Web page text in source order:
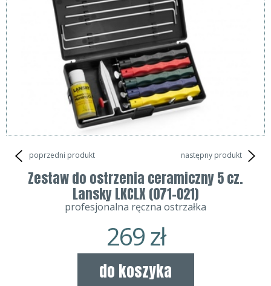
poprzedni produkt następny produkt
Zestaw do ostrzenia ceramiczny 5 cz.
Lansky LKCLX (071-021)
profesjonalna ręczna ostrzałka
269zł
do koszyka